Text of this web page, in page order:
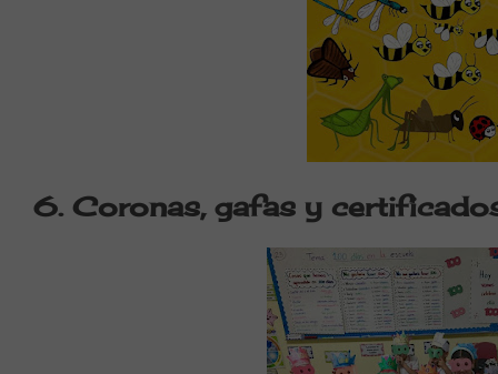
6. Coronas, gafas y